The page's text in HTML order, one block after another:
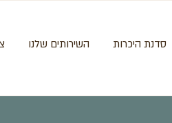
סדנת היכרות השירותים שלנו